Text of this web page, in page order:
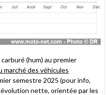
(hum) au premier
marché des véhicules
semestre 2025 (pour info,
nette, orientée par les